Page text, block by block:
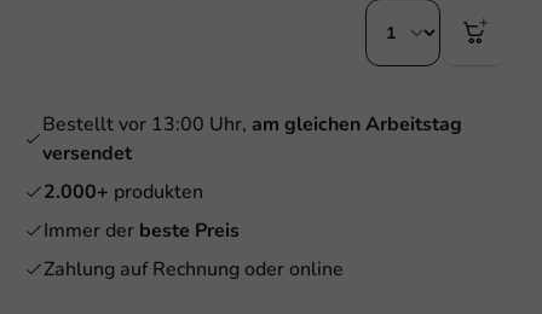
Bestellt vor 13:00 Uhr, am gleichen Arbeitstag
versendet
2.000+ produkten
Immer der beste Preis
Zahlung auf Rechnung oder online